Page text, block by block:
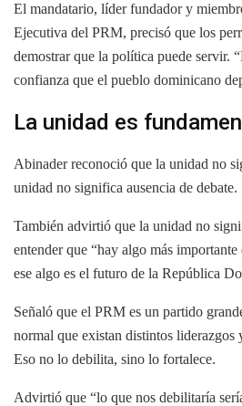
El mandatario, líder fundador y
Ejecutiva del PRM, precisó que los
demostrar que la política puede servir.
confianza que el pueblo dominicano
La unidad es
Abinader reconoció que la unidad no
unidad no significa ausencia de debate.
También advirtió que la unidad no
entender que “hay algo más
ese algo es el futuro de la República
Señaló que el PRM es un partido
normal que existan distintos liderazgos
Eso no lo debilita, sino lo fortalece.
Advirtió que “lo que nos debilitaría